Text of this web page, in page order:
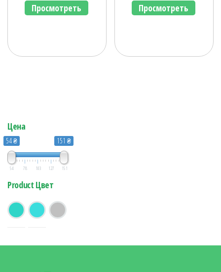
Просмотреть Просмотреть
Цена
54 ₴ 151 ₴
54 78 103 127 151
Product Цвет